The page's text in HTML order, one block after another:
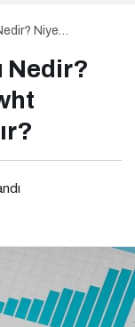
Niye
Nedir?